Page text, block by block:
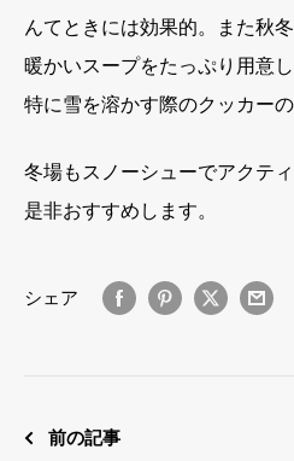
んてときには効果的。また秋
暖かいスープをたっぷり用意
特に雪を溶かす際のクッカー
冬場もスノーシューでアクテ
是非おすすめします。
シェア
前の記事